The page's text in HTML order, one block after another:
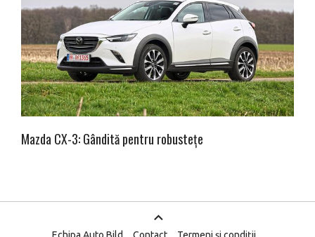
Mazda CX-3: Gândită pentru robustețe